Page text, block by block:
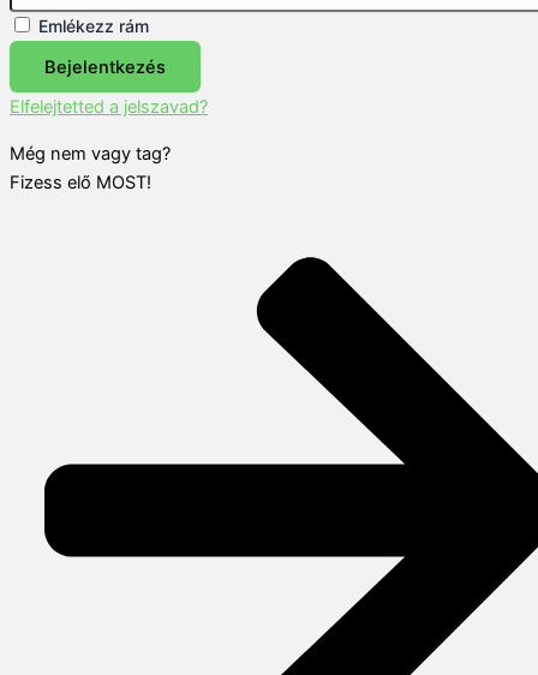
Emlékezz rám
Bejelentkezés
Elfelejtetted a jelszavad?
Még nem vagy tag?
Fizess elő MOST!